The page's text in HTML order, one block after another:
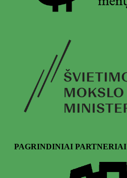
PAGRINDINIAI PARTNERIAI